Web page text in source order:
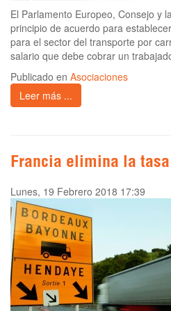
El Parlamento Europeo, Consejo y
principio de acuerdo para
para el sector del transporte por
salario que debe cobrar un
Publicado en Asociaciones
Leer más ...
Francia elimina la
Lunes, 19 Febrero 2018 17:39